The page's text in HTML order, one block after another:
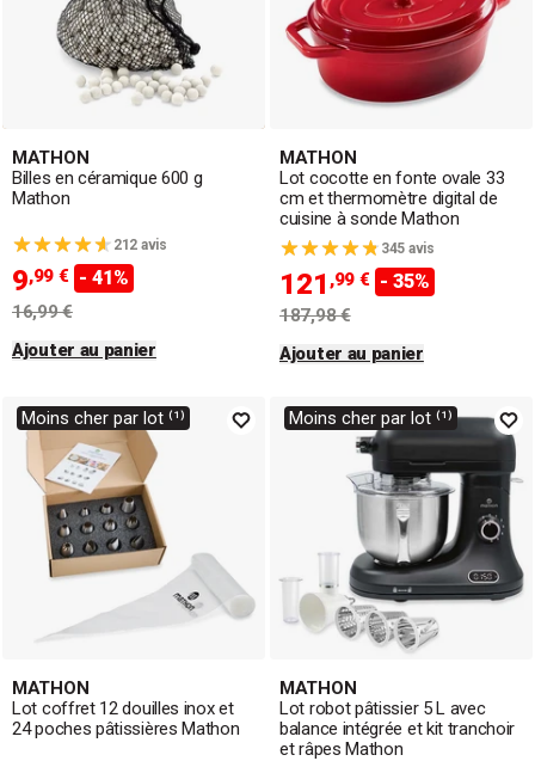
MATHON
Billes en céramique 600 g
Mathon
212 avis
9,99 € - 41%
16,99 €
Ajouter au panier
MATHON
Lot cocotte en fonte ovale 33
cm et thermomètre digital de
cuisine à sonde Mathon
345 avis
121 ,99 € - 35%
187,98 €
Ajouter au panier
Moins cher par lot ⁽¹⁾
MATHON
Lot coffret 12 douilles inox et
24 poches pâtissières Mathon
Moins cher par lot ⁽¹⁾
MATHON
Lot robot pâtissier 5 L avec
balance intégrée et kit tranchoir
et râpes Mathon